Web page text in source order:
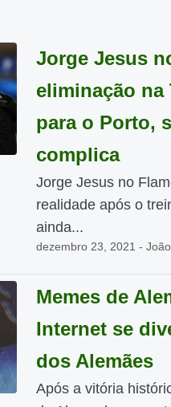
Jorge Jesus
eliminação na
para o Porto,
complica
Jorge Jesus no
realidade após o
ainda...
dezembro 23, 2021 -
Memes de
Internet se
dos Alemães
Após a vitória